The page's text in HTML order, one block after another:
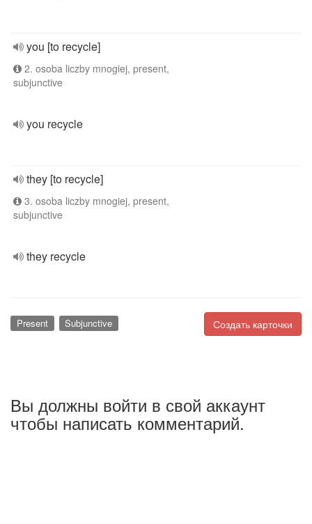
you [to recycle]
2. osoba liczby mnogiej, present,
subjunctive
you recycle
they [to recycle]
3. osoba liczby mnogiej, present,
subjunctive
they recycle
Создать карточки
Present Subjunctive
Вы должны войти в свой аккаунт
чтобы написать комментарий.